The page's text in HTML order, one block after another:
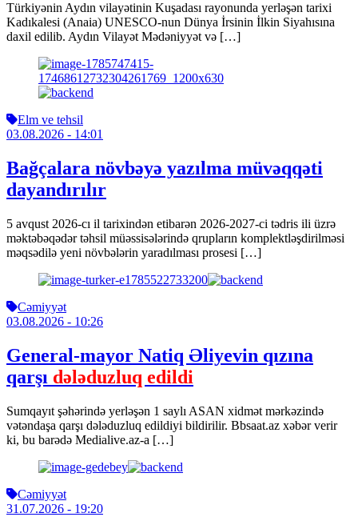
Türkiyənin Aydın vilayətinin Kuşadası rayonunda yerləşən tarixi
Kadıkalesi (Anaia) UNESCO-nun Dünya İrsinin İlkin Siyahısına
daxil edilib. Aydın Vilayət Mədəniyyət və […]
Elm ve tehsil
03.08.2026 - 14:01
Bağçalara növbəyə yazılma müvəqqəti
dayandırılır
5 avqust 2026-cı il tarixindən etibarən 2026-2027-ci tədris ili üzrə
məktəbəqədər təhsil müəssisələrində qrupların komplektləşdirilməsi
məqsədilə yeni növbələrin yaradılması prosesi […]
Cəmiyyət
03.08.2026 - 10:26
General-mayor Natiq Əliyevin qızına
qarşı dələduzluq edildi
Sumqayıt şəhərində yerləşən 1 saylı ASAN xidmət mərkəzində
vətəndaşa qarşı dələduzluq edildiyi bildirilir. Bbsaat.az xəbər verir
ki, bu barədə Medialive.az-a […]
Cəmiyyət
31.07.2026 - 19:20